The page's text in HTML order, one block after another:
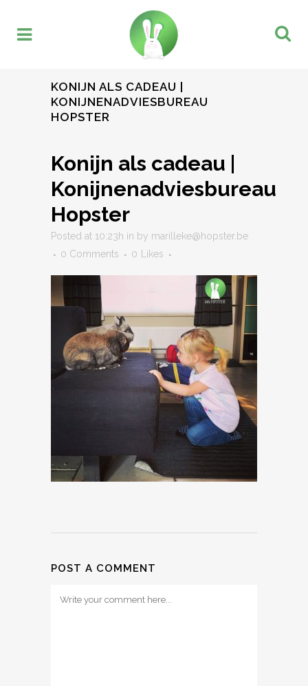
KONIJN ALS CADEAU |
KONIJNENADVIESBUREAU
HOPSTER
Konijn als cadeau |
Konijnenadviesbureau
Hopster
Posted at 10:23h in by marilleke@hopster.be
0 Comments
0 Likes
POST A COMMENT